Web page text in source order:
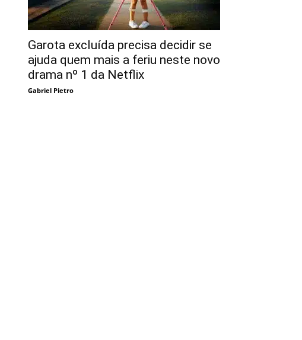
Garota excluída precisa decidir se
ajuda quem mais a feriu neste novo
drama nº 1 da Netflix
Gabriel Pietro